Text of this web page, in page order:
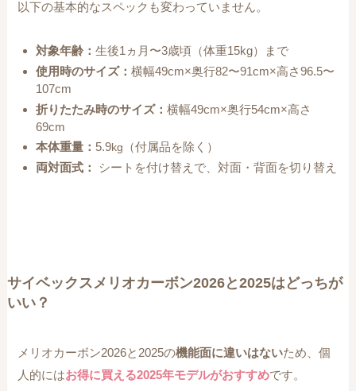
以下の基本的なスペックも変わっていません。
対象年齢： 生後1ヵ月〜3歳頃（体重15kg）まで
使用時のサイズ： 横幅49cm×奥行82〜91cm×高さ96.5〜
107cm
折りたたみ時のサイズ： 横幅49cm×奥行54cm×高さ
69cm
本体重量： 5.9kg
（付属品を除く）
両対面式：
シートを付け替えで、対面・背面を切り替え
サイベックスメリオカーボン2026と2025はどっちが
いい？
メリオカーボン2026と2025の機能面に違いはないため、個
人的にはお得に買える2025年モデルがおすすめです。